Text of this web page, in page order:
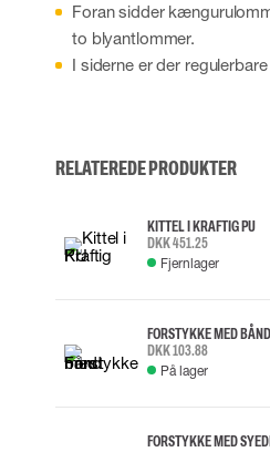
Foran sidder
to blyantlommer.
I siderne er der
RELATEREDE PRODUKTER
KITTEL I KRAFTIG PU
DKK 451.25
Fjernlager
FORSTYKKE MED BÅND
DKK 103.88
På lager
FORSTYKKE MED